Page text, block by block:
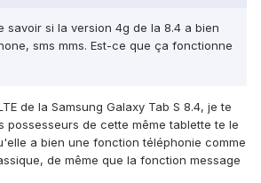
savoir si la version 4g de la 8.4 a bien
sms mms. Est-ce que ça fonctionne
de la Samsung Galaxy Tab S 8.4, je te
possesseurs de cette même tablette te le
a bien une fonction téléphonie comme
de même que la fonction message